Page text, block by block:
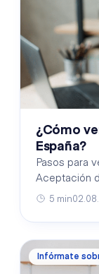
¿Cómo
España?
Pasos para
Aceptación
aceptación
5 min
Infórmate